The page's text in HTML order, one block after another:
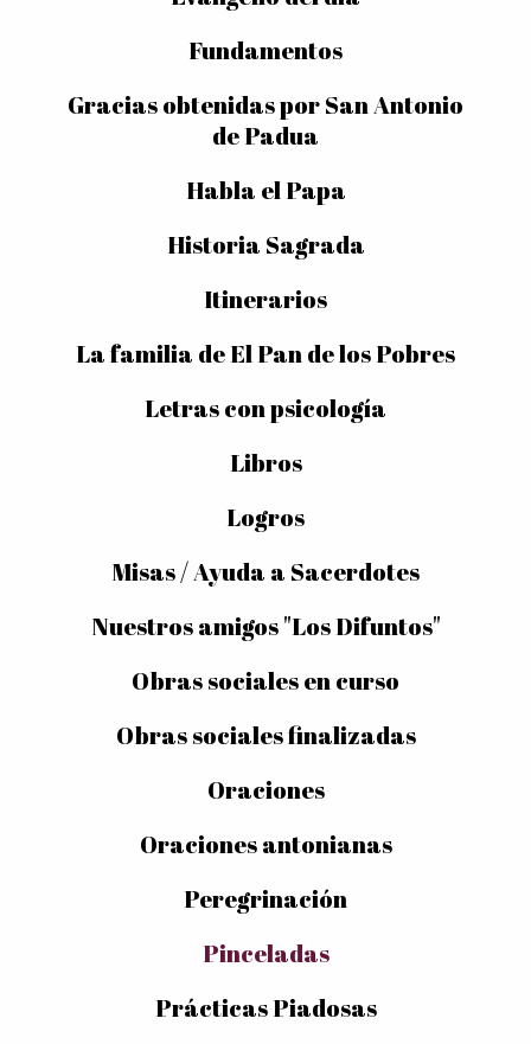
Fundamentos
Gracias obtenidas por San Antonio
de Padua
Habla el Papa
Historia Sagrada
Itinerarios
La familia de El Pan de los Pobres
Letras con psicología
Libros
Logros
Misas / Ayuda a Sacerdotes
Nuestros amigos "Los Difuntos"
Obras sociales en curso
Obras sociales finalizadas
Oraciones
Oraciones antonianas
Peregrinación
Pinceladas
Prácticas Piadosas